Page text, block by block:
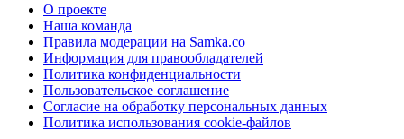
О проекте
Наша команда
Правила модерации на Samka.co
Информация для правообладателей
Политика конфиденциальности
Пользовательское соглашение
Согласие на обработку персональных данных
Политика использования cookie-файлов